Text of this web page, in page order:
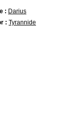
: Darius
: Tyrannide